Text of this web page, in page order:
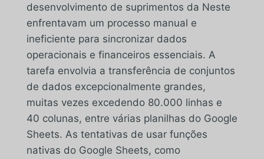
desenvolvimento de suprimentos da Neste
enfrentavam um processo manual e
ineficiente para sincronizar dados
operacionais e financeiros essenciais. A
tarefa envolvia a transferência de conjuntos
de dados excepcionalmente grandes,
muitas vezes excedendo 80.000 linhas e
40 colunas, entre várias planilhas do Google
Sheets. As tentativas de usar funções
nativas do Google Sheets, como